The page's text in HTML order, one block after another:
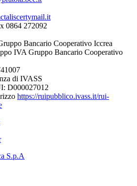
0864 272092
Bancario Cooperativo Iccrea
IVA Gruppo Bancario Cooperativo
di IVASS
D000027012
https://ruipubblico.ivass.it/rui-
S.p.A